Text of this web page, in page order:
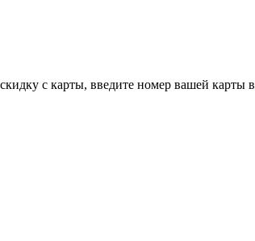
с карты, введите номер вашей карты в